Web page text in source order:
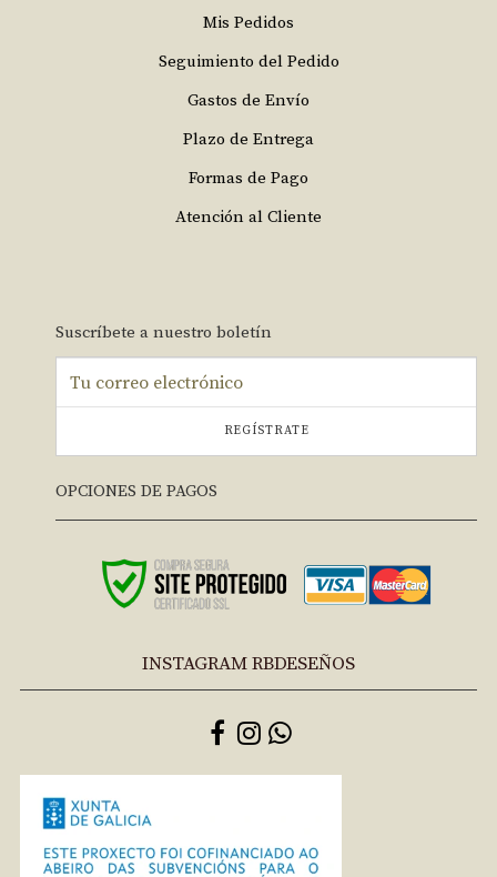
Mis Pedidos
Seguimiento del Pedido
Gastos de Envío
Plazo de Entrega
Formas de Pago
Atención al Cliente
Suscríbete a nuestro boletín
REGÍSTRATE
OPCIONES DE PAGOS
INSTAGRAM RBDESEÑOS